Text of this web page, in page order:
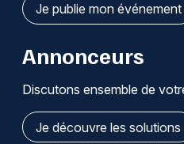
Je publie mon événement
Annonceurs
Discutons ensemble de
Je découvre les solutions